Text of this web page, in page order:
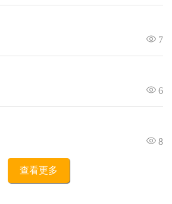
7
6
8
查看更多